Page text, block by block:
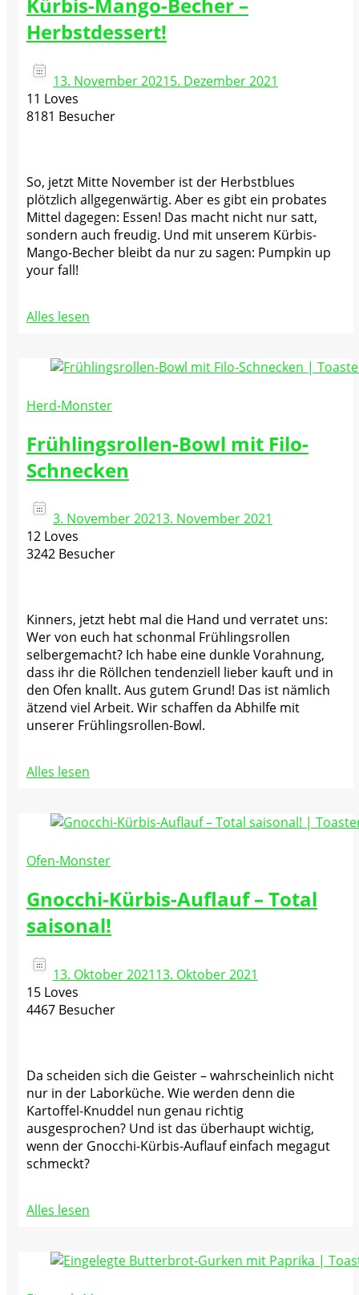
Herbstdessert!
13. November 20215. Dezember 2021
11 Loves
8181 Besucher
So, jetzt Mitte November ist der Herbstblues
plötzlich allgegenwärtig. Aber es gibt ein probates
Mittel dagegen: Essen! Das macht nicht nur satt,
sondern auch freudig. Und mit unserem Kürbis-
Mango-Becher bleibt da nur zu sagen: Pumpkin up
your fall!
Alles lesen
Herd-Monster
Frühlingsrollen-Bowl mit Filo-
Schnecken
3. November 20213. November 2021
12 Loves
3242 Besucher
Kinners, jetzt hebt mal die Hand und verratet uns:
Wer von euch hat schonmal Frühlingsrollen
selbergemacht? Ich habe eine dunkle Vorahnung,
dass ihr die Röllchen tendenziell lieber kauft und in
den Ofen knallt. Aus gutem Grund! Das ist nämlich
ätzend viel Arbeit. Wir schaffen da Abhilfe mit
unserer Frühlingsrollen-Bowl.
Alles lesen
Ofen-Monster
Gnocchi-Kürbis-Auflauf – Total
saisonal!
13. Oktober 202113. Oktober 2021
15 Loves
4467 Besucher
Da scheiden sich die Geister – wahrscheinlich nicht
nur in der Laborküche. Wie werden denn die
Kartoffel-Knuddel nun genau richtig
ausgesprochen? Und ist das überhaupt wichtig,
wenn der Gnocchi-Kürbis-Auflauf einfach megagut
schmeckt?
Alles lesen